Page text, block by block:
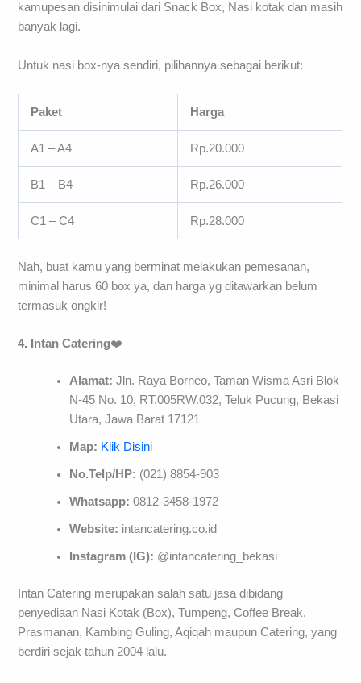
kamupesan disinimulai dari Snack Box, Nasi kotak dan masih
banyak lagi.
Untuk nasi box-nya sendiri, pilihannya sebagai berikut:
Paket Harga
A1 – A4 Rp.20.000
B1 – B4 Rp.26.000
C1 – C4 Rp.28.000
Nah, buat kamu yang berminat melakukan pemesanan,
minimal harus 60 box ya, dan harga yg ditawarkan belum
termasuk ongkir!
4. Intan Catering❤️
Alamat:Jln. Raya Borneo, Taman Wisma Asri Blok
N-45 No. 10, RT.005RW.032, Teluk Pucung, Bekasi
Utara, Jawa Barat 17121
Map: Klik Disini
No.Telp/HP: (021) 8854-903
Whatsapp:0812-3458-1972
Website: intancatering.co.id
Instagram (IG): @intancatering_bekasi
Intan Catering merupakan salah satu jasa dibidang
penyediaan Nasi Kotak (Box), Tumpeng, Coffee Break,
Prasmanan, Kambing Guling, Aqiqah maupun Catering, yang
berdiri sejak tahun 2004 lalu.